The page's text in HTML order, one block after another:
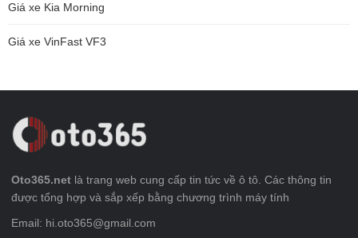
Giá xe Kia Morning
Giá xe VinFast VF3
Oto365.net là trang web cung cấp tin tức về ô tô. Các thông tin
được tổng hợp và sắp xếp bằng chương trình máy tính
Email: hi.oto365@gmail.com